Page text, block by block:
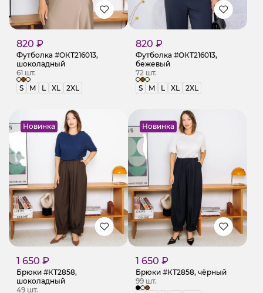
820 ₽
Футболка #ОКТ216013,
шоколадный
61 шт.
S
M L XL 2XL
820 ₽
Футболка #ОКТ216013,
бежевый
72 шт.
S
M L XL 2XL
Новинка
1 650 ₽
Брюки #КТ2858,
шоколадный
49 шт.
Новинка
1 650 ₽
Брюки #КТ2858, чёрный
99 шт.